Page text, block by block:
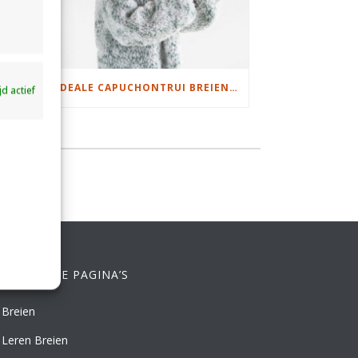
actief
DAMESJAS BREIEN VAN HEERLIJK ZACHT GAREN IDEALE CAPUCHONTRUI BREIEN VOOR THUIS OP DE BANK
PAGINA’S
Breien
Leren Breien